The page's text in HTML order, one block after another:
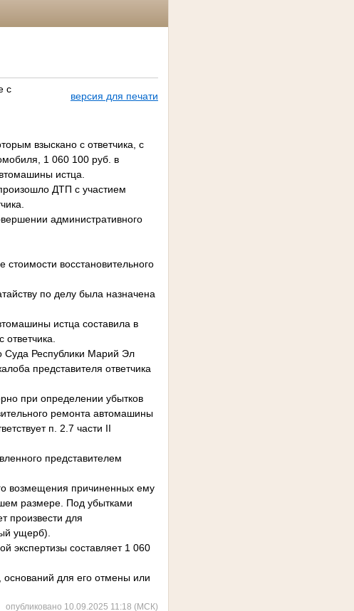
с
версия для печати
взыскано с ответчика, с
1 060 100 руб. в
истца.
ДТП с участием
административного
восстановительного
по делу была назначена
истца составила в
Суда Республики Марий Эл
представителя ответчика
при определении убытков
ремонта автомашины
п. 2.7 части II
представителем
возмещения причиненных ему
размере. Под убытками
произвести для
ущерб).
экспертизы составляет 1 060
оснований для его отмены или
опубликовано 10.09.2025 11:18 (МСК)